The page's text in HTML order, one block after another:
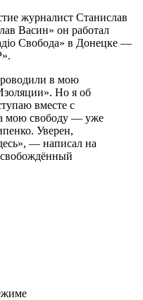
журналист Станислав
Васин» он работал
Свобода» в Донецке —
в мою
Но я об
вместе с
мою свободу — уже
Уверен,
— написал на